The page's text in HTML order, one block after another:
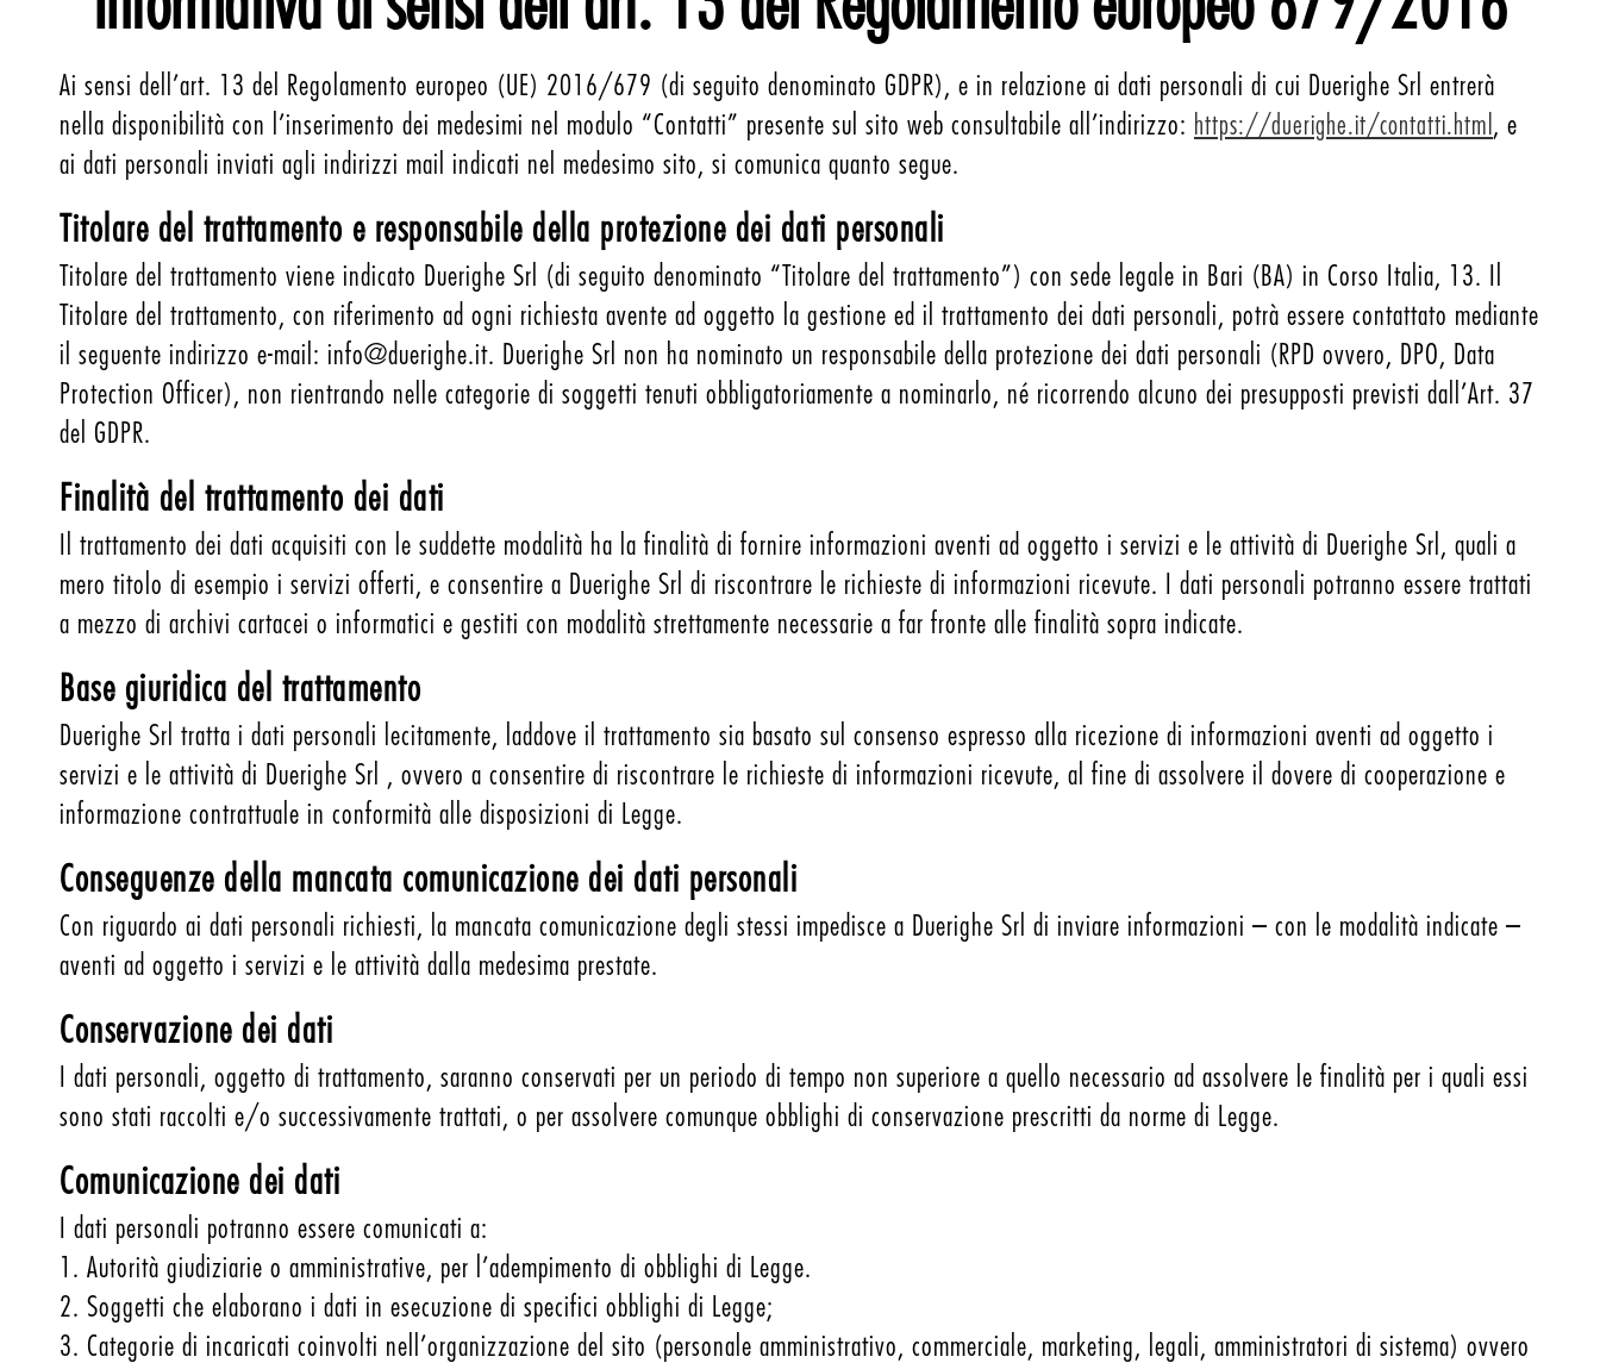
Ai sensi dell’art. 13 del Regolamento europeo (UE) 2016/679 (di seguito denominato GDPR), e in relazione ai dati personali di cui Duerighe Srl entrerà
nella disponibilità con l’inserimento dei medesimi nel modulo “Contatti” presente sul sito web consultabile all’indirizzo: https://duerighe.it/contatti.html , e
ai dati personali inviati agli indirizzi mail indicati nel medesimo sito, si comunica quanto segue.
Titolare del trattamento e responsabile della protezione dei dati personali
Titolare del trattamento viene indicato Duerighe Srl (di seguito denominato “Titolare del trattamento”) con sede legale in Bari (BA) in Corso Italia, 13. Il
Titolare del trattamento, con riferimento ad ogni richiesta avente ad oggetto la gestione ed il trattamento dei dati personali, potrà essere contattato mediante
il seguente indirizzo e-mail: info@duerighe.it. Duerighe Srl non ha nominato un responsabile della protezione dei dati personali (RPD ovvero, DPO, Data
Protection Officer), non rientrando nelle categorie di soggetti tenuti obbligatoriamente a nominarlo, né ricorrendo alcuno dei presupposti previsti dall’Art. 37
del GDPR.
Finalità del trattamento dei dati
Il trattamento dei dati acquisiti con le suddette modalità ha la finalità di fornire informazioni aventi ad oggetto i servizi e le attività di Duerighe Srl, quali a
mero titolo di esempio i servizi offerti, e consentire a Duerighe Srl di riscontrare le richieste di informazioni ricevute. I dati personali potranno essere trattati
a mezzo di archivi cartacei o informatici e gestiti con modalità strettamente necessarie a far fronte alle finalità sopra indicate.
Base giuridica del trattamento
Duerighe Srl tratta i dati personali lecitamente, laddove il trattamento sia basato sul consenso espresso alla ricezione di informazioni aventi ad oggetto i
servizi e le attività di Duerighe Srl , ovvero a consentire di riscontrare le richieste di informazioni ricevute, al fine di assolvere il dovere di cooperazione e
informazione contrattuale in conformità alle disposizioni di Legge.
Conseguenze della mancata comunicazione dei dati personali
Con riguardo ai dati personali richiesti, la mancata comunicazione degli stessi impedisce a Duerighe Srl di inviare informazioni – con le modalità indicate –
aventi ad oggetto i servizi e le attività dalla medesima prestate.
Conservazione dei dati
I dati personali, oggetto di trattamento, saranno conservati per un periodo di tempo non superiore a quello necessario ad assolvere le finalità per i quali essi
sono stati raccolti e/o successivamente trattati, o per assolvere comunque obblighi di conservazione prescritti da norme di Legge.
Comunicazione dei dati
I dati personali potranno essere comunicati a:
1. Autorità giudiziarie o amministrative, per l’adempimento di obblighi di Legge.
2. Soggetti che elaborano i dati in esecuzione di specifici obblighi di Legge;
3. Categorie di incaricati coinvolti nell’organizzazione del sito (personale amministrativo, commerciale, marketing, legali, amministratori di sistema) ovvero